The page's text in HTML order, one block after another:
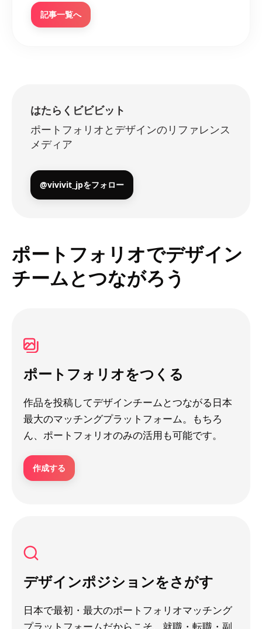
記事一覧へ
はたらくビビビット
ポートフォリオとデザインのリファレンス
メディア
@vivivit_jpをフォロー
ポートフォリオでデザイン
チームとつながろう
ポートフォリオをつくる
作品を投稿してデザインチームとつながる日本
最大のマッチングプラットフォーム。もちろ
ん、ポートフォリオのみの活用も可能です。
作成する
デザインポジションをさがす
日本で最初・最大のポートフォリオマッチング
プラットフォームだからこそ、就職・転職・副